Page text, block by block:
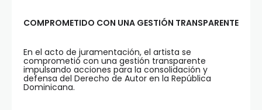
COMPROMETIDO CON UNA GESTIÓN TRANSPARENTE
En el acto de juramentación, el artista se
comprometió con una gestión transparente
impulsando acciones para la consolidación y
defensa del Derecho de Autor en la República
Dominicana.